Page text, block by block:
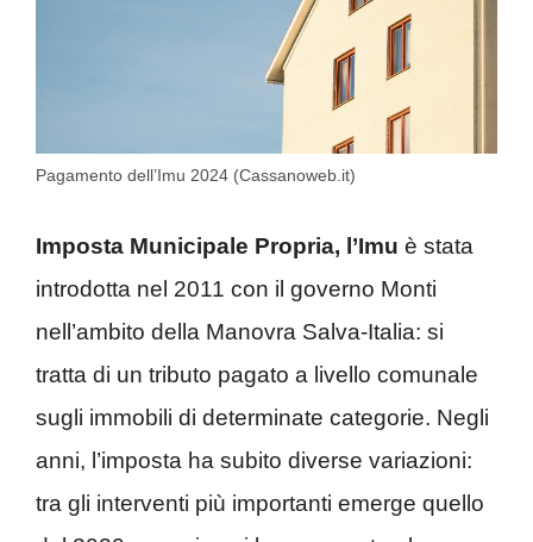
Pagamento dell’Imu 2024 (Cassanoweb.it)
Imposta Municipale Propria, l’Imu è stata
introdotta nel 2011 con il governo Monti
nell’ambito della Manovra Salva-Italia: si
tratta di un tributo pagato a livello comunale
sugli immobili di determinate categorie. Negli
anni, l’imposta ha subito diverse variazioni:
tra gli interventi più importanti emerge quello